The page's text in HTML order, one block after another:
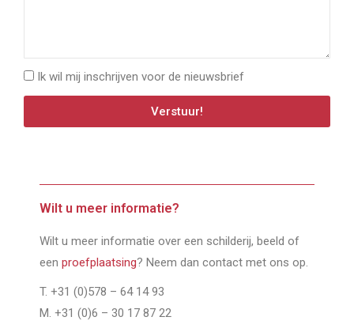
Ik wil mij inschrijven voor de nieuwsbrief
Verstuur!
Wilt u meer informatie?
Wilt u meer informatie over een schilderij, beeld of
een proefplaatsing? Neem dan contact met ons op.
T. +31 (0)578 – 64 14 93
M. +31 (0)6 – 30 17 87 22